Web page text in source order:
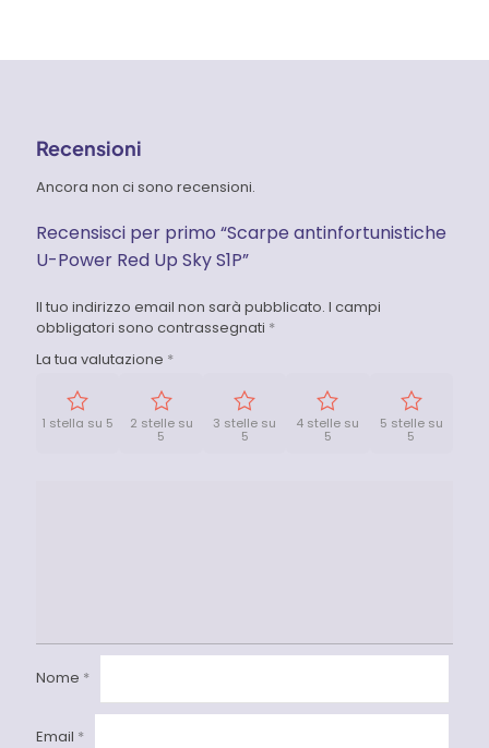
Recensioni
Ancora non ci sono recensioni.
Recensisci per primo “Scarpe antinfortunistiche
U-Power Red Up Sky S1P”
Il tuo indirizzo email non sarà pubblicato. I campi
obbligatori sono contrassegnati *
La tua valutazione *
1 stella su 5 2 stelle su
5
3 stelle su
5
4 stelle su
5
5 stelle su
5
Nome *
Email *